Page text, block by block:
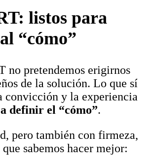
listos para
“cómo”
no pretendemos erigirnos
de la solución. Lo que sí
convicción y la experiencia
definir el “cómo”.
pero también con firmeza,
sabemos hacer mejor: